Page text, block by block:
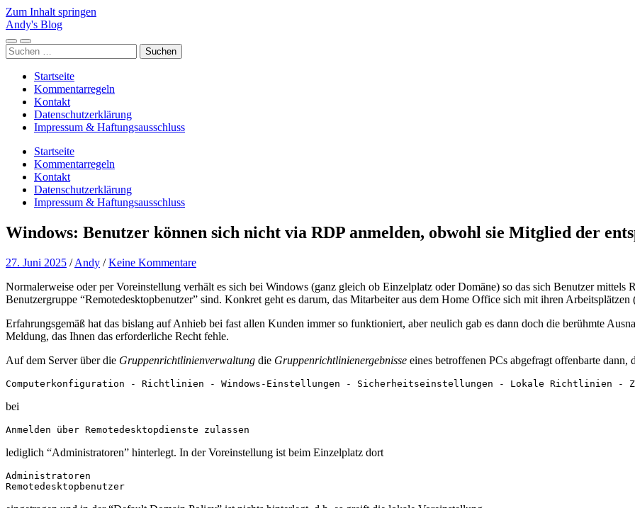
Zum Inhalt springen
Andy's Blog
Mobile-
Menü
Suchfeld
ein-/ausblenden
Suchen
nach:
Startseite
Kommentarregeln
Kontakt
Datenschutzerklärung
Impressum & Haftungsausschluss
Startseite
Kommentarregeln
Kontakt
Datenschutzerklärung
Impressum & Haftungsausschluss
Windows: Benutzer können sich nicht via RDP anmelden, obwohl sie Mitglied der
27. Juni 2025 /Andy /Keine Kommentare
Normalerweise oder per Voreinstellung verhält es sich bei Windows (ganz gleich ob Einzelplatz oder Domäne) so das sich Benutzer
Benutzergruppe “Remotedesktopbenutzer” sind. Konkret geht es darum, das Mitarbeiter aus dem Home Office sich mit ihren
Erfahrungsgemäß hat das bislang auf Anhieb bei fast allen Kunden immer so funktioniert, aber neulich gab es dann doch die berühmte
Meldung, das Ihnen das erforderliche Recht fehle.
Auf dem Server über die Gruppenrichtlinienverwaltung die Gruppenrichtlinienergebnisse eines betroffenen PCs abgefragt offenbarte
Computerkonfiguration - Richtlinien - Windows-Einstellungen - Sicherheitseinstellungen - Lokale Richtlinien -
bei
Anmelden über Remotedesktopdienste zulassen
lediglich “Administratoren” hinterlegt. In der Voreinstellung ist beim Einzelplatz dort
Administratoren
Remotedesktopbenutzer